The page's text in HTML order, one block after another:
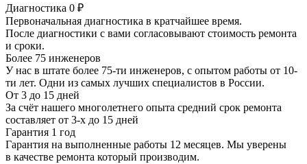
Диагностика 0 ₽
Первоначальная диагностика в кратчайшее время.
После диагностики с вами согласовывают стоимость ремонта
и сроки.
Более 75 инженеров
У нас в штате более 75-ти инженеров, с опытом работы от 10-
ти лет. Одни из самых лучших специалистов в России.
От 3 до 15 дней
За счёт нашего многолетнего опыта средний срок ремонта
составляет от 3-х до 15 дней
Гарантия 1 год
Гарантия на выполненные работы 12 месяцев. Мы уверены
в качестве ремонта который производим.